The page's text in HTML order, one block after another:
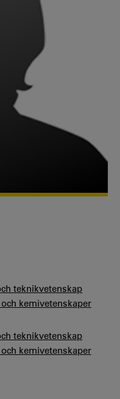
teknikvetenskap
kemivetenskaper
teknikvetenskap
kemivetenskaper